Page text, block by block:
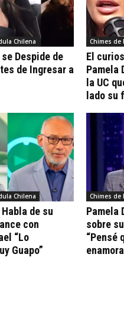
Chilena
Despide de
de Ingresar a
Chimes de
El
Pamela
la UC
lado su
Chilena
de su
con
“Lo
Guapo”
Chimes de
Pamela
sobre
“Pensé